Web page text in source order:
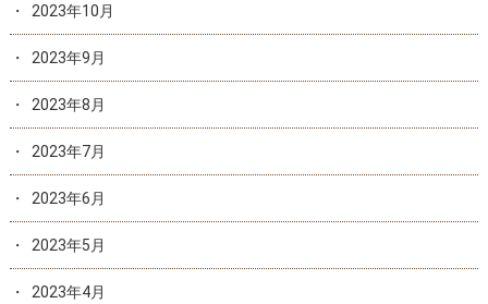
2023年10月
2023年9月
2023年8月
2023年7月
2023年6月
2023年5月
2023年4月